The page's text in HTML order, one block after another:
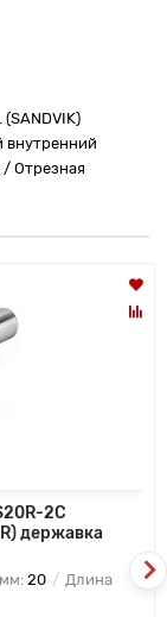
внутренний
/ Отрезная
2C
державка
20
Длина